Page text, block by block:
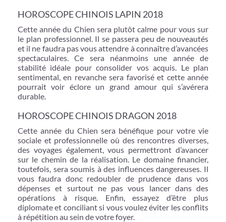
HOROSCOPE CHINOIS LAPIN 2018
Cette année du Chien sera plutôt calme pour vous sur
le plan professionnel. Il se passera peu de nouveautés
et il ne faudra pas vous attendre à connaître d’avancées
spectaculaires. Ce sera néanmoins une année de
stabilité idéale pour consolider vos acquis. Le plan
sentimental, en revanche sera favorisé et cette année
pourrait voir éclore un grand amour qui s’avérera
durable.
HOROSCOPE CHINOIS DRAGON 2018
Cette année du Chien sera bénéfique pour votre vie
sociale et professionnelle où des rencontres diverses,
des voyages également, vous permettront d’avancer
sur le chemin de la réalisation. Le domaine financier,
toutefois, sera soumis à des influences dangereuses. Il
vous faudra donc redoubler de prudence dans vos
dépenses et surtout ne pas vous lancer dans des
opérations à risque. Enfin, essayez d’être plus
diplomate et conciliant si vous voulez éviter les conflits
à répétition au sein de votre foyer.